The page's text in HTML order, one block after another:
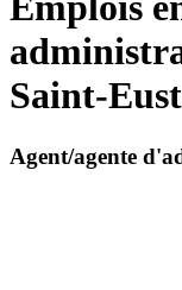
Saint-
Agent/agente